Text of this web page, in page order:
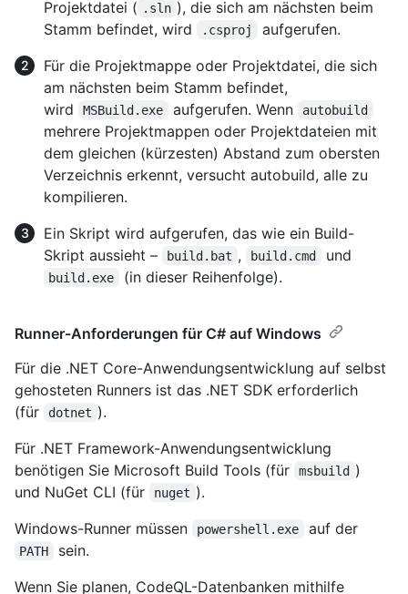
Projektdatei ( .sln ), die sich am nächsten beim
Stamm befindet, wird
.csproj
aufgerufen.
Für die Projektmappe oder Projektdatei, die sich
am nächsten beim Stamm befindet,
wird
MSBuild.exe aufgerufen. Wenn autobuild
mehrere Projektmappen oder Projektdateien mit
dem gleichen (kürzesten) Abstand zum obersten
Verzeichnis erkennt, versucht autobuild, alle zu
kompilieren.
Ein Skript wird aufgerufen, das wie ein Build-
Skript aussieht –
build.bat , build.cmd und
build.exe (in dieser Reihenfolge).
Runner-Anforderungen für C# auf Windows
Für die .NET Core-Anwendungsentwicklung auf selbst
gehosteten Runners ist das .NET SDK erforderlich
(für
dotnet ).
Für .NET Framework-Anwendungsentwicklung
benötigen Sie Microsoft Build Tools (für
msbuild )
und NuGet CLI (für
nuget ).
Windows-Runner müssen
powershell.exe auf der
PATH
sein.
Wenn Sie planen, CodeQL-Datenbanken mithilfe